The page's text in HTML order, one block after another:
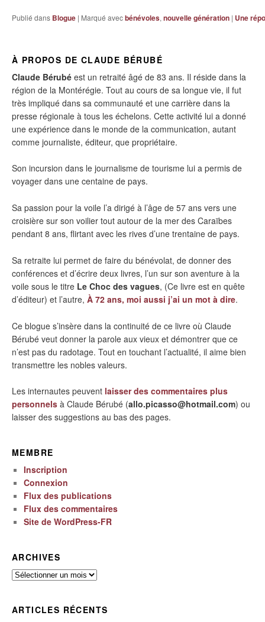
Publié dans Blogue | Marqué avecbénévoles, nouvelle génération | Une
À PROPOS DE CLAUDE BÉRUBÉ
Claude Bérubé est un retraité âgé de 83 ans. Il réside dans la
région de la Montérégie. Tout au cours de sa longue vie, il fut
très impliqué dans sa communauté et une carrière dans la
presse régionale à tous les échelons. Cette activité lui a donné
une expérience dans le monde de la communication, autant
comme journaliste, éditeur, que propriétaire.
Son incursion dans le journalisme de tourisme lui a permis de
voyager dans une centaine de pays.
Sa passion pour la voile l’a dirigé à l’âge de 57 ans vers une
croisière sur son voilier tout autour de la mer des Caraïbes
pendant 8 ans, flirtant avec les rives d’une trentaine de pays.
Sa retraite lui permet de faire du bénévolat, de donner des
conférences et d’écrire deux livres, l’un sur son aventure à la
voile sous le titre Le Choc des vagues, (Ce livre est en quête
d’éditeur) et l’autre, À 72 ans, moi aussi j’ai un mot à dire.
Ce blogue s’insère dans la continuité de ce livre où Claude
Bérubé veut donner la parole aux vieux et démontrer que ce
n’est pas du radotage. Tout en touchant l’actualité, il aime bien
transmettre les nobles valeurs.
Les internautes peuvent laisser des commentaires plus
personnels à Claude Bérubé (allo.picasso@hotmail.com) ou
laisser des suggestions au bas des pages.
MEMBRE
Inscription
Connexion
Flux des publications
Flux des commentaires
Site de WordPress-FR
ARCHIVES
Archives
ARTICLES RÉCENTS